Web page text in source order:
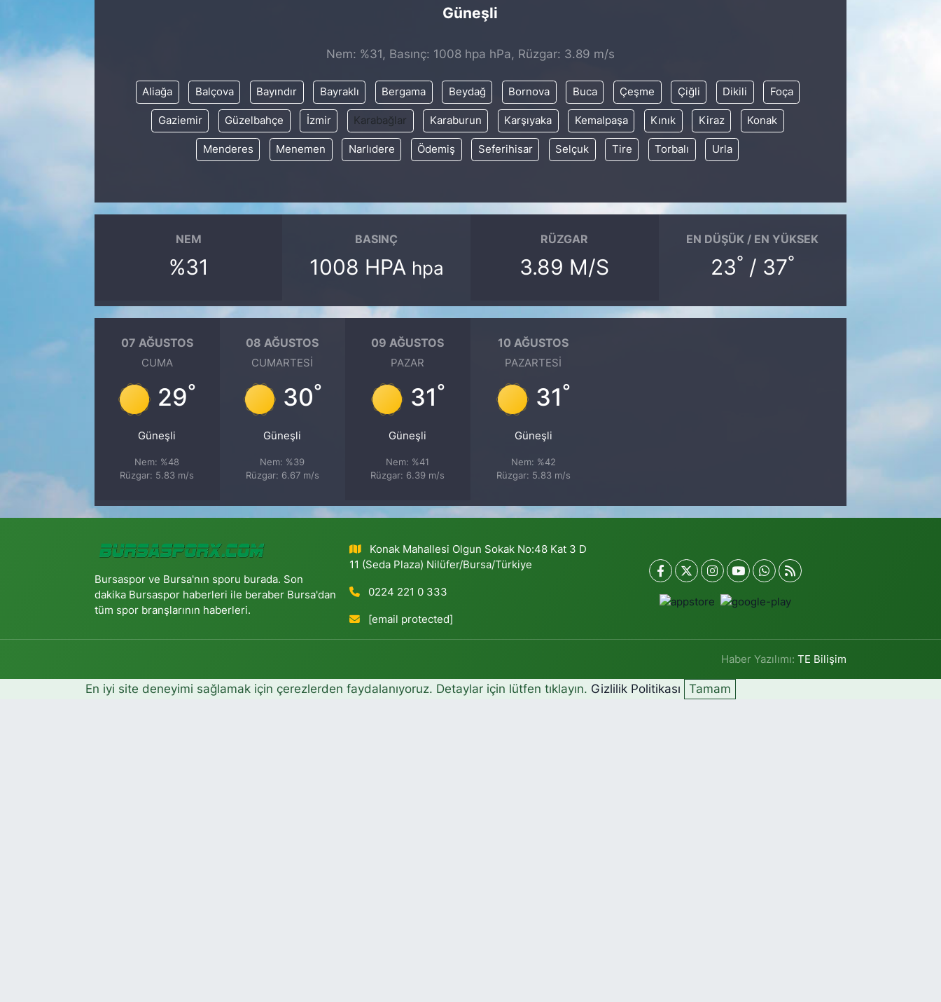
Güneşli
Nem: %31, Basınç: 1008 hpa hPa, Rüzgar: 3.89 m/s
Aliağa Balçova Bayındır Bayraklı Bergama Beydağ Bornova Buca Çeşme Çiğli Dikili Foça
Gaziemir Güzelbahçe İzmir Karabağlar Karaburun Karşıyaka Kemalpaşa Kınık Kiraz Konak
Menderes Menemen Narlıdere Ödemiş Seferihisar Selçuk Tire Torbalı Urla
NEM
%31
BASINÇ
1008 HPA hpa
RÜZGAR
3.89 M/S
EN DÜŞÜK / EN YÜKSEK
23° / 37°
07 AĞUSTOS
CUMA
29°
Güneşli
Nem: %48
Rüzgar: 5.83 m/s
08 AĞUSTOS
CUMARTESI
30°
Güneşli
Nem: %39
Rüzgar: 6.67 m/s
09 AĞUSTOS
PAZAR
31°
Güneşli
Nem: %41
Rüzgar: 6.39 m/s
10 AĞUSTOS
PAZARTESI
31°
Güneşli
Nem: %42
Rüzgar: 5.83 m/s
Bursaspor ve Bursa'nın sporu burada. Son
dakika Bursaspor haberleri ile beraber Bursa'dan
tüm spor branşlarının haberleri.
Konak Mahallesi Olgun Sokak No:48 Kat 3 D
11 (Seda Plaza) Nilüfer/Bursa/Türkiye
0224 221 0 333
[email protected]
Haber Yazılımı:TE Bilişim
En iyi site deneyimi sağlamak için çerezlerden faydalanıyoruz. Detaylar için lütfen tıklayın. Gizlilik Politikası Tamam